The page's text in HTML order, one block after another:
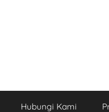
Hubungi Kami